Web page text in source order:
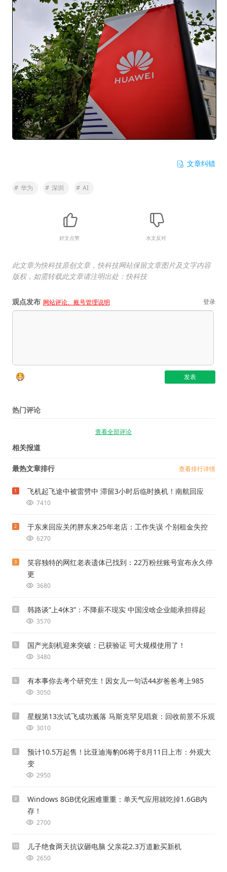
文章纠错
# 华为 # 深圳 # AI
好文点赞 水文反对
此文章为快科技原创文章，快科技网站保留文章图片及文字内容
版权，如需转载此文章请注明出处：快科技
观点发布 网站评论、账号管理说明 登录
热门评论
查看全部评论
相关报道
最热文章排行 查看排行详情
1 飞机起飞途中被雷劈中 滞留3小时后临时换机！南航回应
7410
2 于东来回应关闭胖东来25年老店：工作失误 个别租金失控
6270
3
笑容独特的网红老表遗体已找到：22万粉丝账号宣布永久停
更
3680
4 韩路谈“上4休3”：不降薪不现实 中国没啥企业能承担得起
3570
5 国产光刻机迎来突破：已获验证 可大规模使用了！
3480
6 有本事你去考个研究生！因女儿一句话44岁爸爸考上985
3050
7 星舰第13次试飞成功溅落 马斯克罕见唱衰：回收前景不乐观
3010
8
预计10.5万起售！比亚迪海豹06将于8月11日上市：外观大
变
2950
9
Windows 8GB优化困难重重：单天气应用就吃掉1.6GB内
存！
2700
10 儿子绝食两天抗议砸电脑 父亲花2.3万道歉买新机
2650